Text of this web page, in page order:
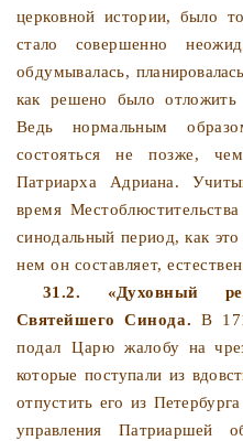
церков­ной истории, было
стало со­вершенно
обдумывалась,
как решено было
Ведь нормальным об­
состояться не позже,
Патриарха Адриана.
время
синодальный период, как
нем он составляет,
31.2. «Духовный
СвятейшегоСинода. В
подал Царю жало­бу на
которые поступали из
отпустить его из
управления Патриаршей